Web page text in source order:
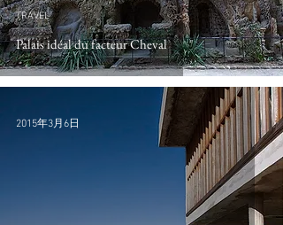
Palais idéal du facteur Cheval
TRAVEL
2015年3月6日